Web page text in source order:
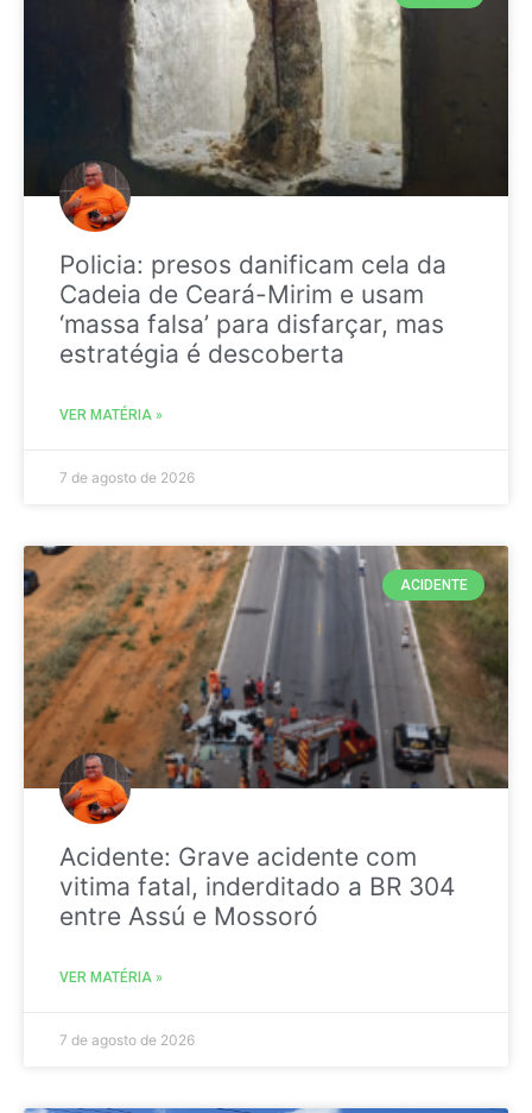
Policia: presos danificam cela da
Cadeia de Ceará-Mirim e usam
‘massa falsa’ para disfarçar, mas
estratégia é descoberta
VER MATÉRIA »
7 de agosto de 2026
ACIDENTE
Acidente: Grave acidente com
vitima fatal, inderditado a BR 304
entre Assú e Mossoró
VER MATÉRIA »
7 de agosto de 2026